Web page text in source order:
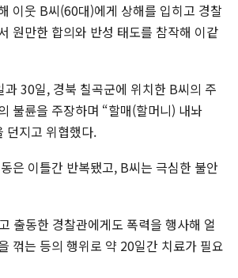
이웃 B씨(60대)에게 상해를 입히고 경찰
원만한 합의와 반성 태도를 참작해 이같
30일, 경북 칠곡군에 위치한 B씨의 주
불륜을 주장하며 “할매(할머니) 내놔
던지고 위협했다.
은 이틀간 반복됐고, B씨는 극심한 불안
출동한 경찰관에게도 폭력을 행사해 얼
꺾는 등의 행위로 약 20일간 치료가 필요